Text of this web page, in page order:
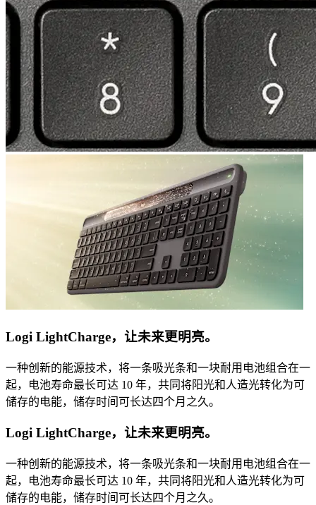
Logi LightCharge，让未来更明亮。
一种创新的能源技术，将一条吸光条和一块耐用电池组合在一
起，电池寿命最长可达 10 年，共同将阳光和人造光转化为可
储存的电能，储存时间可长达四个月之久。
Logi LightCharge，让未来更明亮。
一种创新的能源技术，将一条吸光条和一块耐用电池组合在一
起，电池寿命最长可达 10 年，共同将阳光和人造光转化为可
储存的电能，储存时间可长达四个月之久。